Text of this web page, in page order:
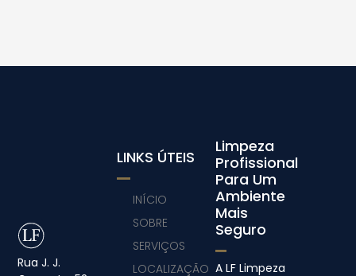
Rua J. J.
Limpeza
Profissional
Para Um
Ambiente
Mais
Seguro
A LF Limpeza
LINKS ÚTEIS
INÍCIO
SOBRE
SERVIÇOS
LOCALIZAÇÃO